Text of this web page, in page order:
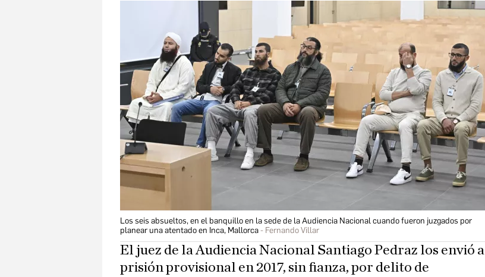
Los seis absueltos, en el banquillo en la sede de la Audiencia Nacional cuando fueron juzgados por
planear una atentado en Inca, Mallorca
Fernando Villar
El juez de la Audiencia Nacional Santiago Pedraz los envió a
prisión provisional en 2017, sin fianza, por delito de